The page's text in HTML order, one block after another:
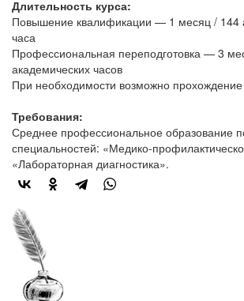
Длительность курса:
Повышение квалификации — 1 месяц / 144
часа
Профессиональная переподготовка — 3
академических часов
При необходимости возможно прохождение
Требования:
Среднее профессиональное образование
специальностей: «Медико-
«Лабораторная диагностика».